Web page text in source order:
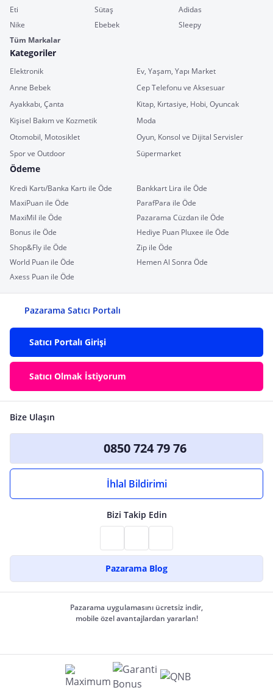
Eti
Sütaş
Adidas
Nike
Ebebek
Sleepy
Tüm Markalar
Kategoriler
Elektronik
Ev, Yaşam, Yapı Market
Anne Bebek
Cep Telefonu ve Aksesuar
Ayakkabı, Çanta
Kitap, Kırtasiye, Hobi, Oyuncak
Kişisel Bakım ve Kozmetik
Moda
Otomobil, Motosiklet
Oyun, Konsol ve Dijital Servisler
Spor ve Outdoor
Süpermarket
Ödeme
Kredi Kartı/Banka Kartı ile Öde
Bankkart Lira ile Öde
MaxiPuan ile Öde
ParafPara ile Öde
MaxiMil ile Öde
Pazarama Cüzdan ile Öde
Bonus ile Öde
Hediye Puan Pluxee ile Öde
Shop&Fly ile Öde
Zip ile Öde
World Puan ile Öde
Hemen Al Sonra Öde
Axess Puan ile Öde
Pazarama Satıcı Portalı
Satıcı Portalı Girişi
Satıcı Olmak İstiyorum
Bize Ulaşın
0850 724 79 76
İhlal Bildirimi
Bizi Takip Edin
Pazarama Blog
Pazarama uygulamasını ücretsiz indir,
mobile özel avantajlardan yararlan!